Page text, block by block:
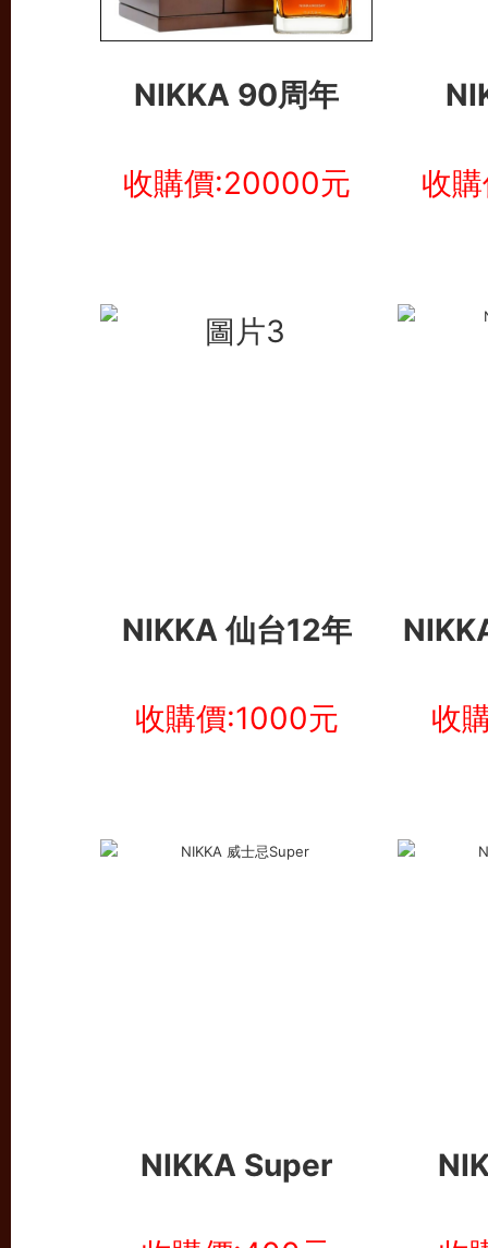
NIKKA 90周年
收購價:20000元 收
NIKKA 仙台12年
收購價:1000元 收
NIKKA Super